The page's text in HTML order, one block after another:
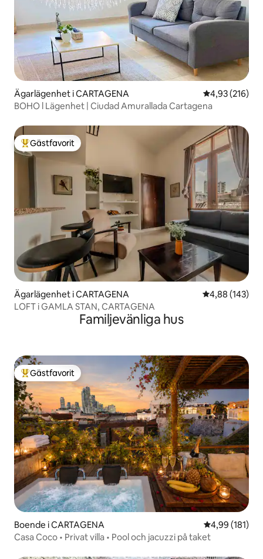
Ägarlägenhet i CARTAGENA 4,93 av 5 i
4,93 (216)
BOHO l Lägenhet | Ciudad Amurallada Cartagena
Populär gästfavorit
Gästfavorit
Ägarlägenhet i CARTAGENA 4,88 av 5 i
4,88 (143)
LOFT i GAMLA STAN, CARTAGENA
Familjevänliga hus
Populär gästfavorit
Gästfavorit
Boende i CARTAGENA 4,99 av 5 i
4,99 (181)
Casa Coco • Privat villa • Pool och jacuzzi på taket